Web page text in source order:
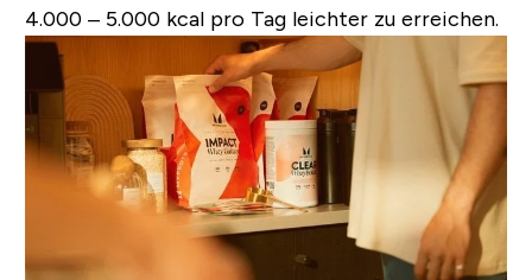
4.000 – 5.000 kcal pro Tag leichter zu erreichen.